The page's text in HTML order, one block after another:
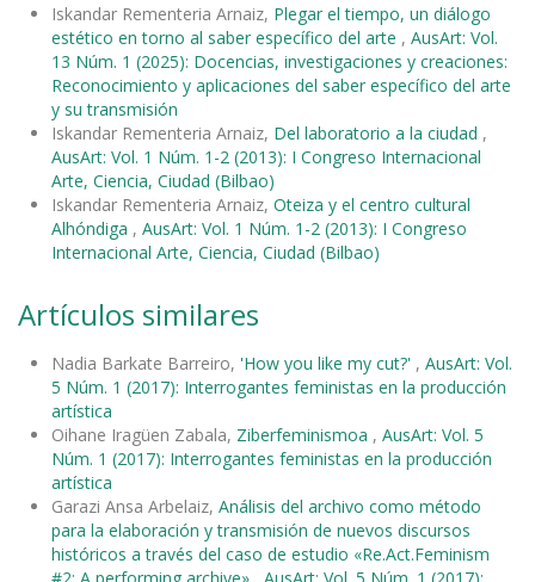
Iskandar Rementeria Arnaiz, Plegar el tiempo, un diálogo
estético en torno al saber específico del arte , AusArt: Vol.
13 Núm. 1 (2025): Docencias, investigaciones y creaciones:
Reconocimiento y aplicaciones del saber específico del arte
y su transmisión
Iskandar Rementeria Arnaiz, Del laboratorio a la ciudad ,
AusArt: Vol. 1 Núm. 1-2 (2013): I Congreso Internacional
Arte, Ciencia, Ciudad (Bilbao)
Iskandar Rementeria Arnaiz, Oteiza y el centro cultural
Alhóndiga , AusArt: Vol. 1 Núm. 1-2 (2013): I Congreso
Internacional Arte, Ciencia, Ciudad (Bilbao)
Artículos similares
Nadia Barkate Barreiro, 'How you like my cut?' , AusArt: Vol.
5 Núm. 1 (2017): Interrogantes feministas en la producción
artística
Oihane Iragüen Zabala, Ziberfeminismoa , AusArt: Vol. 5
Núm. 1 (2017): Interrogantes feministas en la producción
artística
Garazi Ansa Arbelaiz, Análisis del archivo como método
para la elaboración y transmisión de nuevos discursos
históricos a través del caso de estudio «Re.Act.Feminism